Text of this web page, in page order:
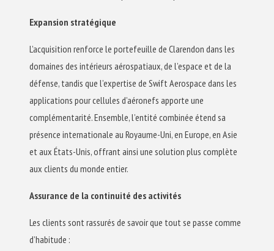
Expansion stratégique
L’acquisition renforce le portefeuille de Clarendon dans les
domaines des intérieurs aérospatiaux, de l’espace et de la
défense, tandis que l’expertise de Swift Aerospace dans les
applications pour cellules d’aéronefs apporte une
complémentarité. Ensemble, l’entité combinée étend sa
présence internationale au Royaume-Uni, en Europe, en Asie
et aux États-Unis, offrant ainsi une solution plus complète
aux clients du monde entier.
Assurance de la continuité des activités
Les clients sont rassurés de savoir que tout se passe comme
d’habitude :